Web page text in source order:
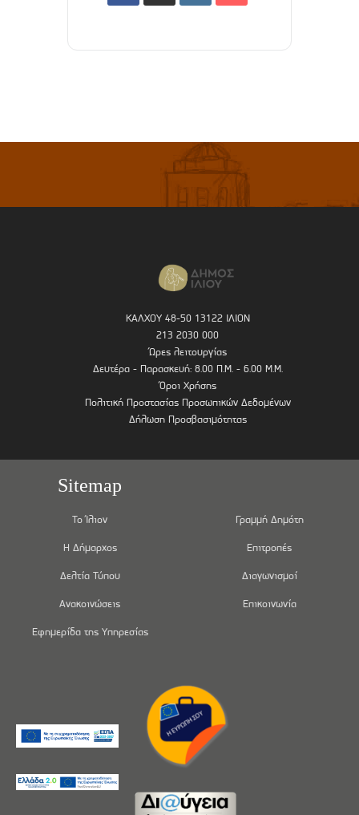
ΚΑΛΧΟΥ 48-50 13122 ΙΛΙΟΝ
213 2030 000
Ώρες λειτουργίας
Δευτέρα - Παρασκευή: 8.00 Π.Μ. - 6.00 Μ.Μ.
Όροι Χρήσης
Πολιτική Προστασίας Προσωπικών Δεδομένων
Δήλωση Προσβασιμότητας
Sitemap
Το Ίλιον
Η Δήμαρχος
Δελτία Τύπου
Ανακοινώσεις
Εφημερίδα της Υπηρεσίας
Γραμμή Δημότη
Επιτροπές
Διαγωνισμοί
Επικοινωνία